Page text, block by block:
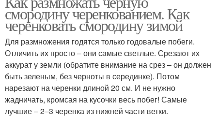
смородину черенкованием. Как
черенковать смородину зимой
Для размножения годятся только годовалые побеги.
Отличить их просто – они самые светлые. Срезают их
аккурат у земли (обратите внимание на срез – он должен
быть зеленым, без черноты в серединке). Потом
нарезают на черенки длиной 20 см. И не нужно
жадничать, кромсая на кусочки весь побег! Самые
лучшие – 2–3 черенка из нижней части ветки.